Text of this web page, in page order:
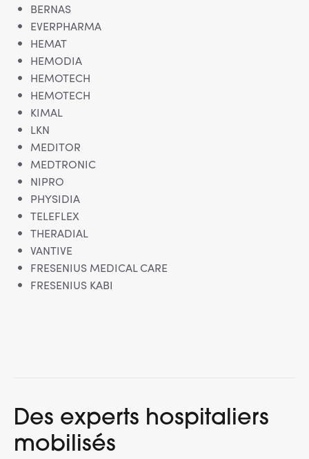
BERNAS
EVERPHARMA
HEMAT
HEMODIA
HEMOTECH
HEMOTECH
KIMAL
LKN
MEDITOR
MEDTRONIC
NIPRO
PHYSIDIA
TELEFLEX
THERADIAL
VANTIVE
FRESENIUS MEDICAL CARE
FRESENIUS KABI
Des experts hospitaliers
mobilisés